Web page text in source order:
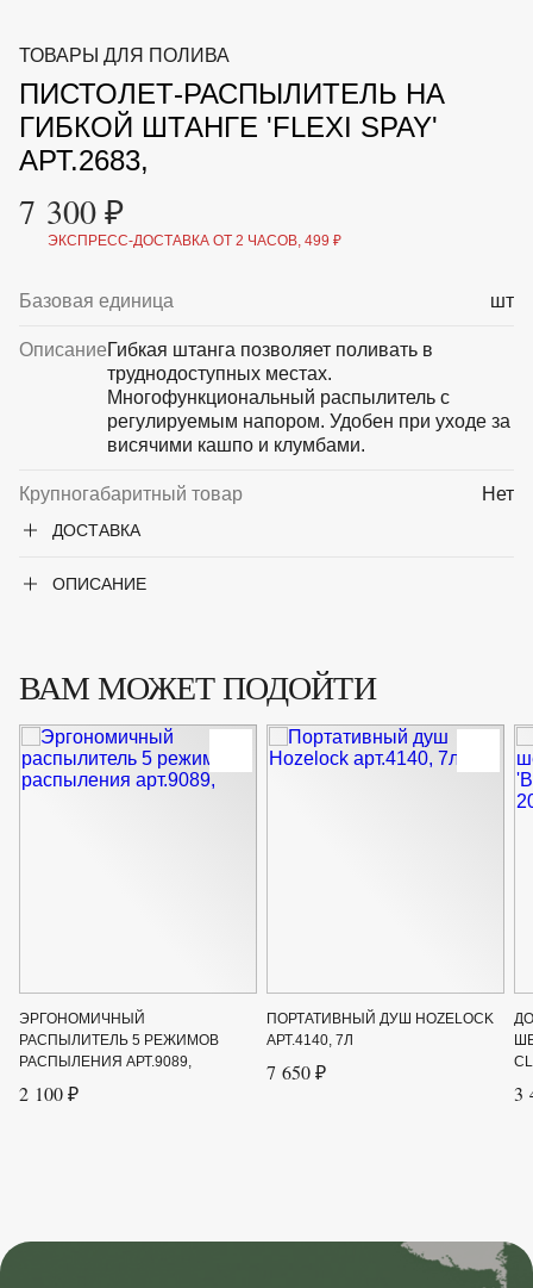
МАЛАЯ МЕХАНИЗАЦИЯ
ОТПУГИВАТЕЛИ ОТ ПТИЦ, НАСЕКОМЫХ И
ГРЫЗУНОВ
САДОВАЯ ОДЕЖДА И ОБУВЬ
САДОВЫЙ ИНСТРУМЕНТ
СЕМЕНА
ТОВАРЫ ДЛЯ БАНЬ И САУН
ТОВАРЫ ДЛЯ ПОЛИВА
ХОЗ ТОВАРЫ
Sale Новинки Акции
УХОД
+7 (495) 197 87
87
ТОВАРЫ ДЛЯ ПОЛИВА
ПИСТОЛЕТ-РАСПЫЛИТЕЛЬ НА
ГИБКОЙ ШТАНГЕ 'FLEXI SPAY'
АРТ.2683,
7 300 ₽
ЭКСПРЕСС-ДОСТАВКА ОТ 2 ЧАСОВ, 499 ₽
Базовая единица шт
ОписаниеГибкая штанга позволяет поливать в
труднодоступных местах.
Многофункциональный распылитель с
регулируемым напором. Удобен при уходе за
висячими кашпо и клумбами.
Крупногабаритный товар Нет
ДОСТАВКА
ОПИСАНИЕ
ВАМ МОЖЕТ ПОДОЙТИ
ЭРГОНОМИЧНЫЙ
РАСПЫЛИТЕЛЬ 5 РЕЖИМОВ
РАСПЫЛЕНИЯ АРТ.9089,
2 100 ₽
ПОРТАТИВНЫЙ ДУШ HOZELOCK
АРТ.4140, 7Л
7 650 ₽
3